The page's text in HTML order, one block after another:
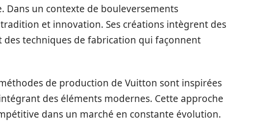
Dans un contexte de bouleversements
et innovation. Ses créations intègrent des
techniques de fabrication qui façonnent
de production de Vuitton sont inspirées
des éléments modernes. Cette approche
dans un marché en constante évolution.